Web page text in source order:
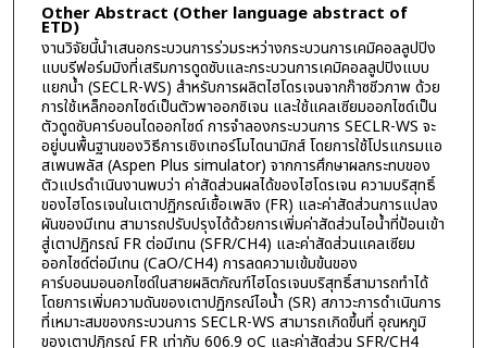
Other Abstract (Other language abstract of
ETD)
งานวิจัยนี้นำเสนอกระบวนการร่วมระหว่างกระบวนการเคมิคอลลูปปิง
แบบรีฟอร์มมิงที่เสริมการดูดซับและกระบวนการเคมิคอลลูปปิงแบบ
แยกน้ำ (SECLR-WS) สำหรับการผลิตไฮโดรเจนจากก๊าซชีวภาพ ด้วย
การใช้เหล็กออกไซด์เป็นตัวพาออกซิเจน และใช้แคลเซียมออกไซด์เป็น
ตัวดูดซับคาร์บอนไดออกไซด์ การจำลองกระบวนการ SECLR-WS จะ
อยู่บนพื้นฐานของวิธีการเชิงเทอร์โมไดนามิกส์ โดยการใช้โปรแกรมแอ
สเพนพลัส (Aspen Plus simulator) จากการศึกษาผลกระทบของ
ตัวแปรดำเนินงานพบว่า ค่าสัดส่วนผลได้ของไฮโดรเจน ความบริสุทธิ์
ของไฮโดรเจนในเตาปฏิกรณ์เชื้อเพลิง (FR) และค่าสัดส่วนการแปลง
ผันของมีเทน สามารถปรับปรุงได้ด้วยการเพิ่มค่าสัดส่วนไอน้ำที่ป้อนเข้า
สู่เตาปฏิกรณ์ FR ต่อมีเทน (SFR/CH4) และค่าสัดส่วนแคลเซียม
ออกไซด์ต่อมีเทน (CaO/CH4) การลดความเข้มข้นของ
คาร์บอนมอนอกไซด์ในสายผลิตภัณฑ์ไฮโดรเจนบริสุทธิ์สามารถทำได้
โดยการเพิ่มความดันของเตาปฏิกรณ์ไอน้ำ (SR) สภาวะการดำเนินการ
ที่เหมาะสมของกระบวนการ SECLR-WS สามารถเกิดขึ้นที่ อุณหภูมิ
ของเตาปฏิกรณ์ FR เท่ากับ 606.9 oC และค่าสัดส่วน SFR/CH4